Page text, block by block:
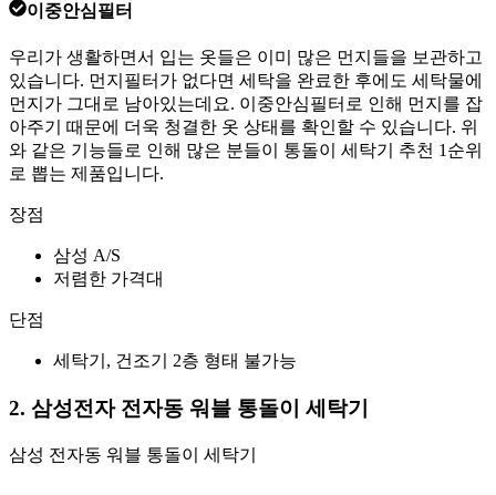
이중안심필터
우리가 생활하면서 입는 옷들은 이미 많은 먼지들을 보관하고
있습니다. 먼지필터가 없다면 세탁을 완료한 후에도 세탁물에
먼지가 그대로 남아있는데요. 이중안심필터로 인해 먼지를 잡
아주기 때문에 더욱 청결한 옷 상태를 확인할 수 있습니다. 위
와 같은 기능들로 인해 많은 분들이 통돌이 세탁기 추천 1순위
로 뽑는 제품입니다.
장점
삼성 A/S
저렴한 가격대
단점
세탁기, 건조기 2층 형태 불가능
2. 삼성전자 전자동 워블 통돌이 세탁기
삼성 전자동 워블 통돌이 세탁기